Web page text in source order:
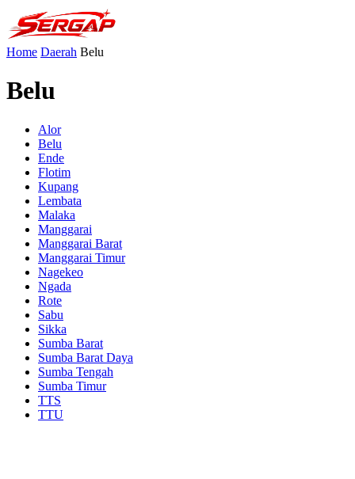
Home Daerah Belu
Belu
Alor
Belu
Ende
Flotim
Kupang
Lembata
Malaka
Manggarai
Manggarai Barat
Manggarai Timur
Nagekeo
Ngada
Rote
Sabu
Sikka
Sumba Barat
Sumba Barat Daya
Sumba Tengah
Sumba Timur
TTS
TTU